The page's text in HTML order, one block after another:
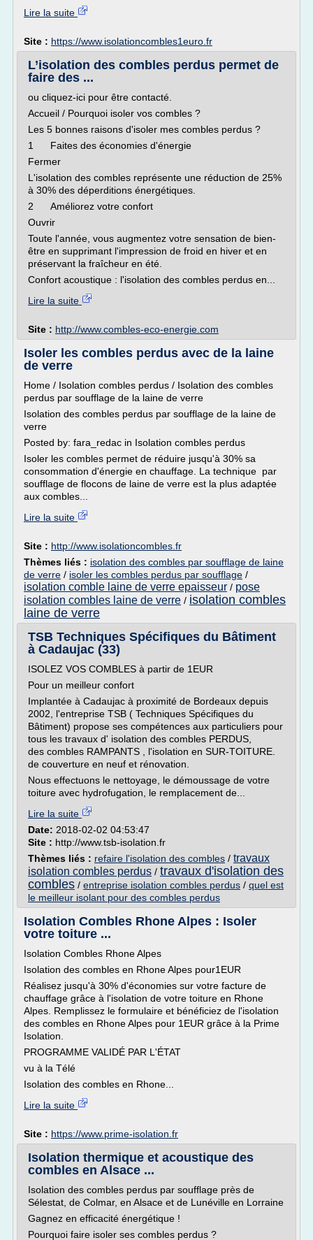
Lire la suite
Site : https://www.isolationcombles1euro.fr
L’isolation des combles perdus permet de
faire des ...
ou cliquez-ici pour être contacté.
Accueil / Pourquoi isoler vos combles ?
Les 5 bonnes raisons d'isoler mes combles perdus ?
1 Faites des économies d'énergie
Fermer
L'isolation des combles représente une réduction de 25%
à 30% des déperditions énergétiques.
2 Améliorez votre confort
Ouvrir
Toute l'année, vous augmentez votre sensation de bien-
être en supprimant l'impression de froid en hiver et en
préservant la fraîcheur en été.
Confort acoustique : l'isolation des combles perdus en...
Lire la suite
Site : http://www.combles-eco-energie.com
Isoler les combles perdus avec de la laine
de verre
Home / Isolation combles perdus / Isolation des combles
perdus par soufflage de la laine de verre
Isolation des combles perdus par soufflage de la laine de
verre
Posted by: fara_redac in Isolation combles perdus
Isoler les combles permet de réduire jusqu'à 30% sa
consommation d'énergie en chauffage. La technique par
soufflage de flocons de laine de verre est la plus adaptée
aux combles...
Lire la suite
Site : http://www.isolationcombles.fr
Thèmes liés : isolation des combles par soufflage de laine
de verre / isoler les combles perdus par soufflage /
isolation comble laine de verre epaisseur / pose
isolation combles laine de verre / isolation combles
laine de verre
TSB Techniques Spécifiques du Bâtiment
à Cadaujac (33)
ISOLEZ VOS COMBLES à partir de 1EUR
Pour un meilleur confort
Implantée à Cadaujac à proximité de Bordeaux depuis
2002, l'entreprise TSB ( Techniques Spécifiques du
Bâtiment) propose ses compétences aux particuliers pour
tous les travaux d' isolation des combles PERDUS,
des combles RAMPANTS , l'isolation en SUR-TOITURE.
de couverture en neuf et rénovation.
Nous effectuons le nettoyage, le démoussage de votre
toiture avec hydrofugation, le remplacement de...
Lire la suite
Date: 2018-02-02 04:53:47
Site : http://www.tsb-isolation.fr
Thèmes liés : refaire l'isolation des combles / travaux
isolation combles perdus / travaux d'isolation des
combles / entreprise isolation combles perdus / quel est
le meilleur isolant pour des combles perdus
Isolation Combles Rhone Alpes : Isoler
votre toiture ...
Isolation Combles Rhone Alpes
Isolation des combles en Rhone Alpes pour1EUR
Réalisez jusqu'à 30% d'économies sur votre facture de
chauffage grâce à l'isolation de votre toiture en Rhone
Alpes. Remplissez le formulaire et bénéficiez de l'isolation
des combles en Rhone Alpes pour 1EUR grâce à la Prime
Isolation.
PROGRAMME VALIDÉ PAR L'ÉTAT
vu à la Télé
Isolation des combles en Rhone...
Lire la suite
Site : https://www.prime-isolation.fr
Isolation thermique et acoustique des
combles en Alsace ...
Isolation des combles perdus par soufflage près de
Sélestat, de Colmar, en Alsace et de Lunéville en Lorraine
Gagnez en efficacité énergétique !
Pourquoi faire isoler ses combles perdus ?